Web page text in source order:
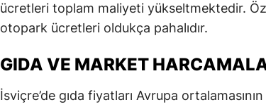
ücretleri toplam maliyeti yükseltmektedir.
otopark ücretleri oldukça pahalıdır.
GIDA VE MARKET
İsviçre’de gıda fiyatları Avrupa